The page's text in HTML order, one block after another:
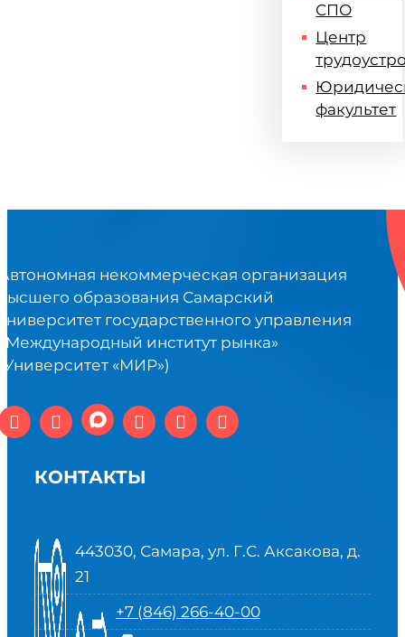
СПО
Центр
факультет
некоммерческая организация
образования Самарский
государственного управления
институт рынка»
«МИР»)
КОНТАКТЫ
443030, Самара, ул. Г.С. Аксакова, д.
21
+7 (846) 266-40-00